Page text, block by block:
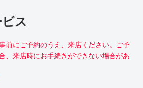
ス
前にご予約のうえ、来店ください。ご予
、来店時にお手続きができない場合があ